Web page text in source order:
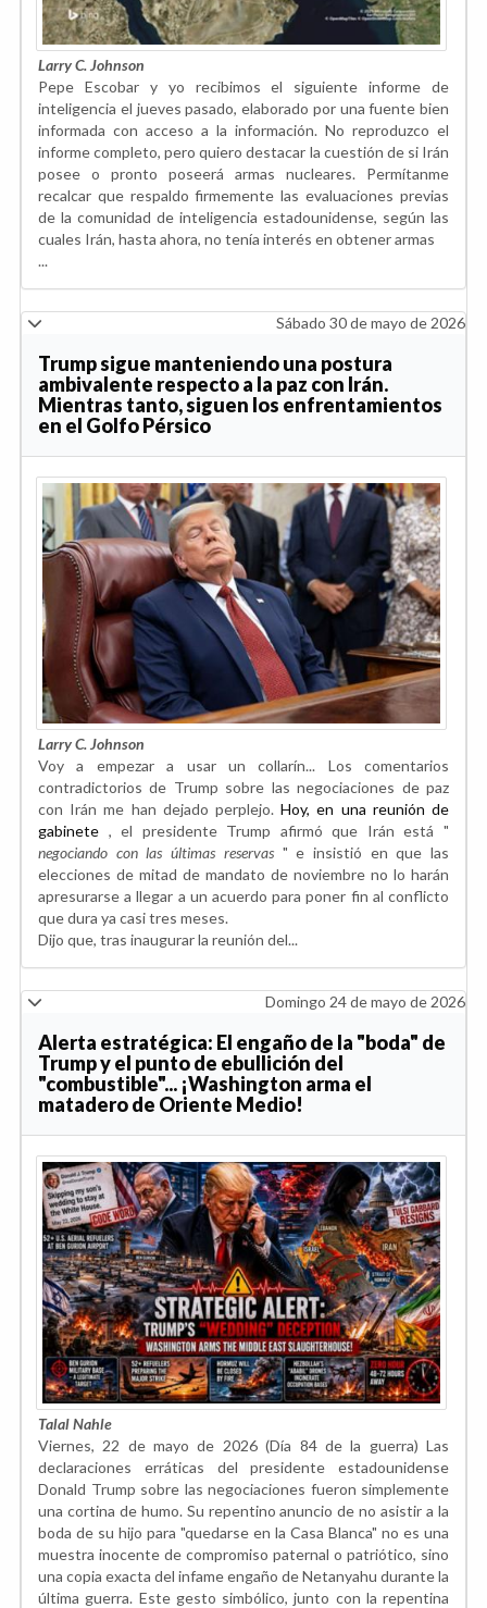
Larry C. Johnson
Pepe Escobar y yo recibimos el siguiente informe de
inteligencia el jueves pasado, elaborado por una fuente bien
informada con acceso a la información. No reproduzco el
informe completo, pero quiero destacar la cuestión de si Irán
posee o pronto poseerá armas nucleares. Permítanme
recalcar que respaldo firmemente las evaluaciones previas
de la comunidad de inteligencia estadounidense, según las
cuales Irán, hasta ahora, no tenía interés en obtener armas
...
Sábado 30 de mayo de 2026
Trump sigue manteniendo una postura
ambivalente respecto a la paz con Irán.
Mientras tanto, siguen los enfrentamientos
en el Golfo Pérsico
Larry C. Johnson
Voy a empezar a usar un collarín... Los comentarios
contradictorios de Trump sobre las negociaciones de paz
con Irán me han dejado perplejo.Hoy, en una reunión de
gabinete , el presidente Trump afirmó que Irán está "
negociando con las últimas reservas" e insistió en que las
elecciones de mitad de mandato de noviembre no lo harán
apresurarse a llegar a un acuerdo para poner fin al conflicto
que dura ya casi tres meses.
Dijo que, tras inaugurar la reunión del...
Domingo 24 de mayo de 2026
Alerta estratégica: El engaño de la "boda" de
Trump y el punto de ebullición del
"combustible"... ¡Washington arma el
matadero de Oriente Medio!
Talal Nahle
Viernes, 22 de mayo de 2026 (Día 84 de la guerra) Las
declaraciones erráticas del presidente estadounidense
Donald Trump sobre las negociaciones fueron simplemente
una cortina de humo. Su repentino anuncio de no asistir a la
boda de su hijo para "quedarse en la Casa Blanca" no es una
muestra inocente de compromiso paternal o patriótico, sino
una copia exacta del infame engaño de Netanyahu durante la
última guerra. Este gesto simbólico, junto con la repentina